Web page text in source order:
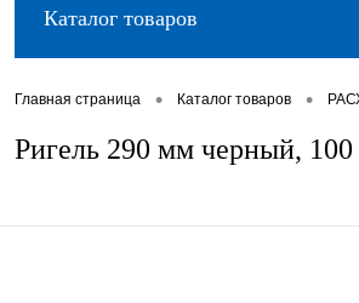
Каталог товаров
Главная страница • Каталог товаров •
Ригель 290 мм черный,